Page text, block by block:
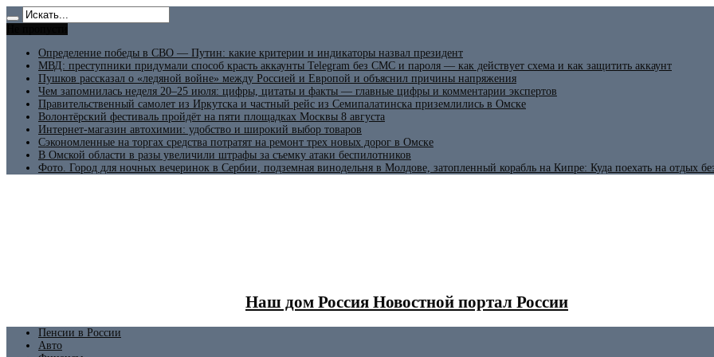
Определение победы в СВО — Путин: какие критерии и индикаторы назвал президент
МВД: преступники придумали способ красть аккаунты Telegram без СМС и пароля — как действует схема и как защитить аккаунт
Пушков рассказал о «ледяной войне» между Россией и Европой и объяснил причины напряжения
Чем запомнилась неделя 20–25 июля: цифры, цитаты и факты — главные цифры и комментарии экспертов
Правительственный самолет из Иркутска и частный рейс из Семипалатинска приземлились в Омске
Волонтёрский фестиваль пройдёт на пяти площадках Москвы 8 августа
Интернет-магазин автохимии: удобство и широкий выбор товаров
Сэкономленные на торгах средства потратят на ремонт трех новых дорог в Омске
В Омской области в разы увеличили штрафы за съемку атаки беспилотников
Фото. Город для ночных вечеринок в Сербии, подземная винодельня в Молдове, затопленный корабль на Кипре: Куда поехать на отдых
Наш дом Россия Новостной портал России
Пенсии в России
Авто